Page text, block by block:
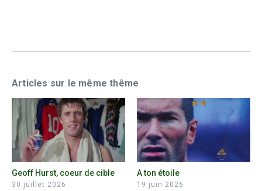
Articles sur le même thême
Geoff Hurst, coeur de cible
30 juillet 2026
A ton étoile
19 juin 2026